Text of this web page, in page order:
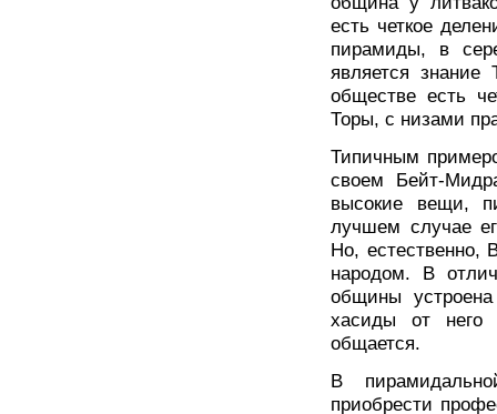
есть четкое
пирамиды, в
является знание
обществе есть
Торы, с низами
Типичным
своем Бейт-
высокие вещи,
лучшем случае
Но, естественно,
народом. В
общины
хасиды от
общается.
B
приобрести